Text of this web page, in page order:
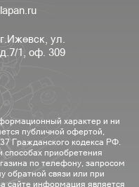
ул.
1, оф. 309
характер и ни
публичной офертой,
Гражданского кодекса РФ.
приобретения
по телефону, запросом
обратной связи или при
сайте информация является